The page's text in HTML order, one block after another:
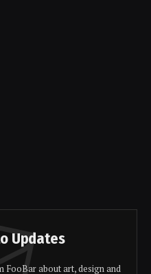
Updates
FooBar about art, design and